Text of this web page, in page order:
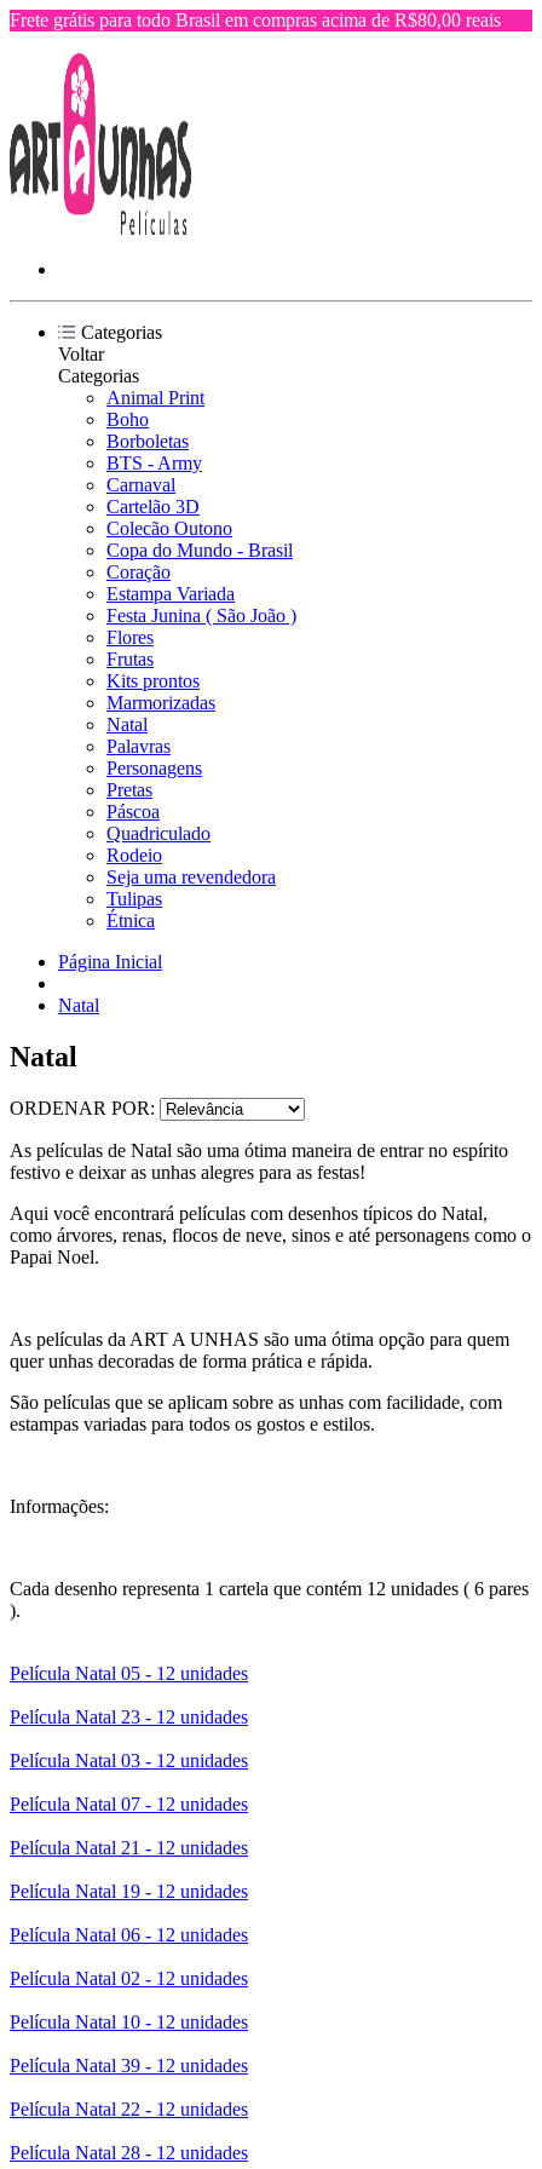
Frete grátis para todo Brasil em compras acima de R$80,00 reais
Categorias
Voltar
Categorias
Animal Print
Boho
Borboletas
BTS - Army
Carnaval
Cartelão 3D
Colecão Outono
Copa do Mundo - Brasil
Coração
Estampa Variada
Festa Junina ( São João )
Flores
Frutas
Kits prontos
Marmorizadas
Natal
Palavras
Personagens
Pretas
Páscoa
Quadriculado
Rodeio
Seja uma revendedora
Tulipas
Étnica
Página Inicial
Natal
Natal
ORDENAR POR:
As películas de Natal são uma ótima maneira de entrar no espírito
festivo e deixar as unhas alegres para as festas!
Aqui você encontrará películas com desenhos típicos do Natal,
como árvores, renas, flocos de neve, sinos e até personagens como o
Papai Noel.
As películas da ART A UNHAS são uma ótima opção para quem
quer unhas decoradas de forma prática e rápida.
São películas que se aplicam sobre as unhas com facilidade, com
estampas variadas para todos os gostos e estilos.
Informações:
Cada desenho representa 1 cartela que contém 12 unidades ( 6 pares
).
Película Natal 05 - 12 unidades
Película Natal 23 - 12 unidades
Película Natal 03 - 12 unidades
Película Natal 07 - 12 unidades
Película Natal 21 - 12 unidades
Película Natal 19 - 12 unidades
Película Natal 06 - 12 unidades
Película Natal 02 - 12 unidades
Película Natal 10 - 12 unidades
Película Natal 39 - 12 unidades
Película Natal 22 - 12 unidades
Película Natal 28 - 12 unidades